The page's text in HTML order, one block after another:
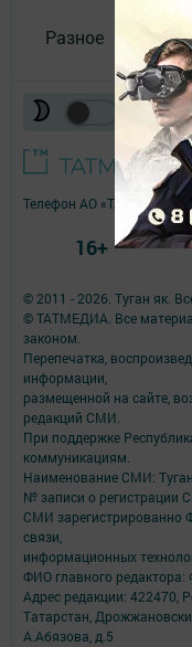
Разное
© 2011 - 2026. Туган як.
© ТАТМЕДИА. Все
законом.
Перепечатка,
информации,
размещенной на сайте,
редакций СМИ.
При поддержке
коммуникациям.
Наименование СМИ:
№ записи о регистрации
СМИ зарегистрированно
связи,
информационных
ФИО главного
Адрес редакции: 422470,
Татарстан,
А.Абязова, д.5
Телефон АО «ТАТМЕДИА»:
16+